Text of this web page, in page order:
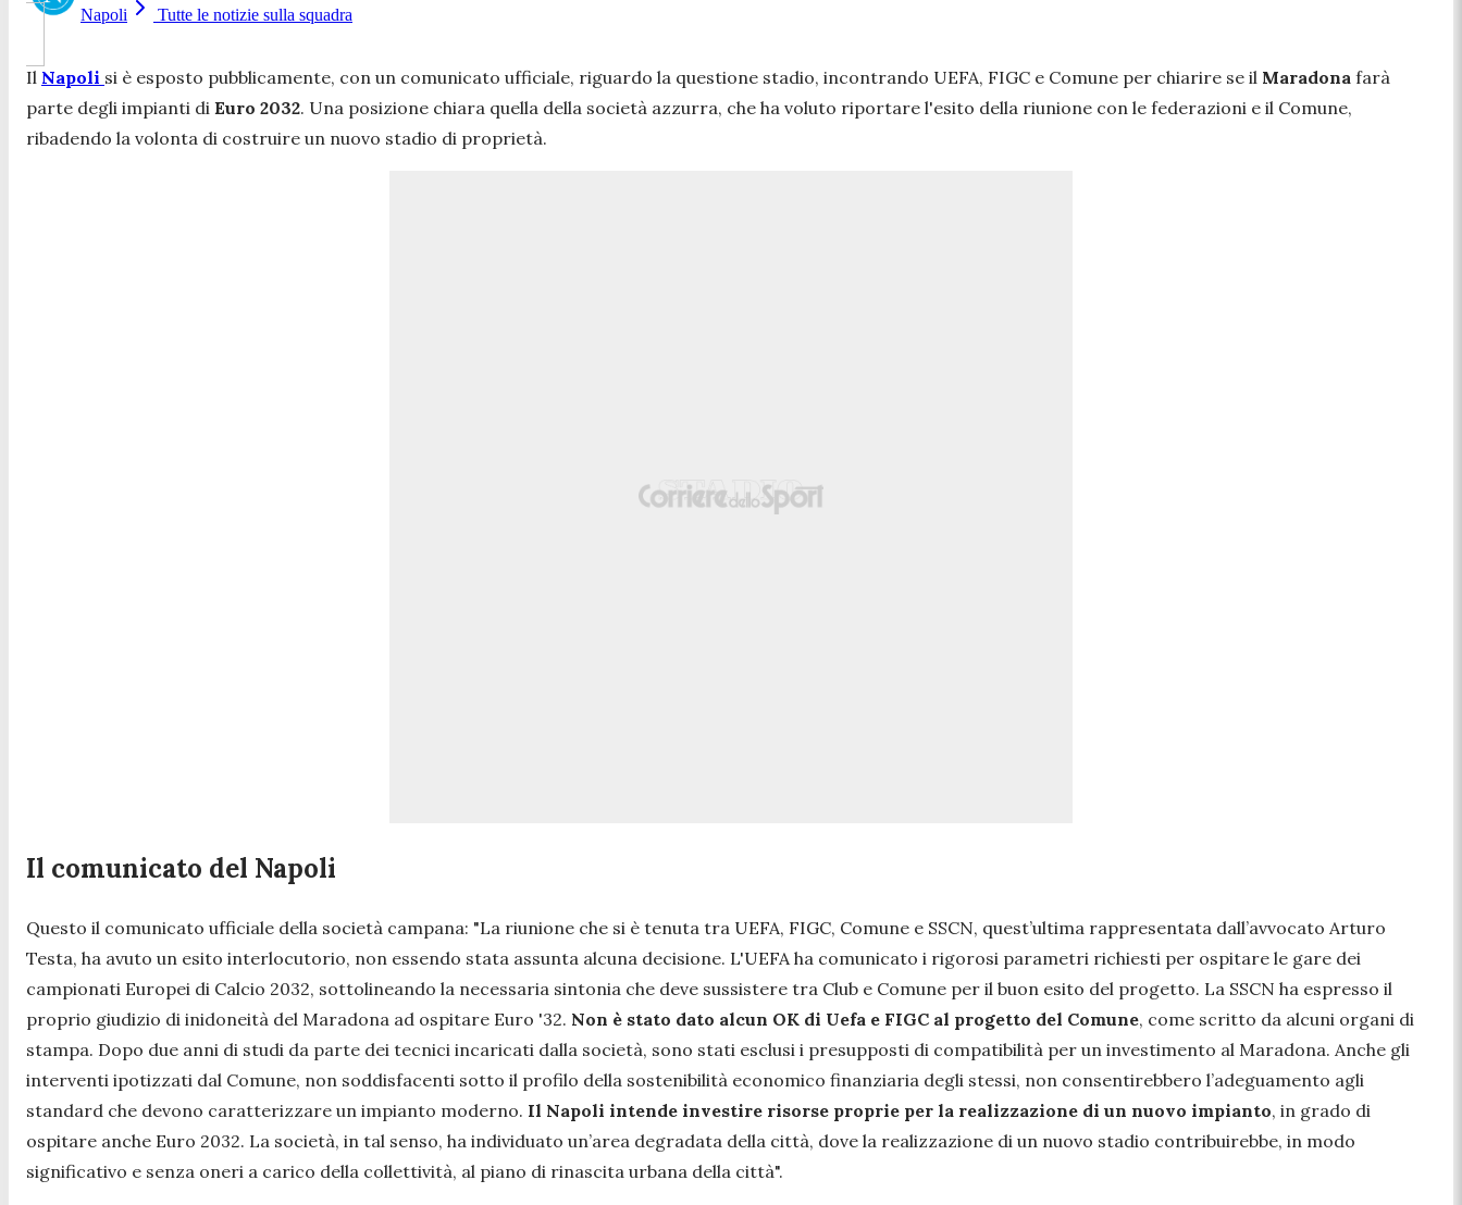
Napoli Tutte le notizie sulla squadra
Il Napoli si è esposto pubblicamente, con un comunicato ufficiale, riguardo la questione stadio, incontrando UEFA, FIGC e Comune per chiarire se il Maradona farà
parte degli impianti di Euro 2032. Una posizione chiara quella della società azzurra, che ha voluto riportare l'esito della riunione con le federazioni e il Comune,
ribadendo la volonta di costruire un nuovo stadio di proprietà.
Il comunicato del Napoli
Questo il comunicato ufficiale della società campana: "La riunione che si è tenuta tra UEFA, FIGC, Comune e SSCN, quest’ultima rappresentata dall’avvocato Arturo
Testa, ha avuto un esito interlocutorio, non essendo stata assunta alcuna decisione. L'UEFA ha comunicato i rigorosi parametri richiesti per ospitare le gare dei
campionati Europei di Calcio 2032, sottolineando la necessaria sintonia che deve sussistere tra Club e Comune per il buon esito del progetto. La SSCN ha espresso il
proprio giudizio di inidoneità del Maradona ad ospitare Euro '32. Non è stato dato alcun OK di Uefa e FIGC al progetto del Comune, come scritto da alcuni organi di
stampa. Dopo due anni di studi da parte dei tecnici incaricati dalla società, sono stati esclusi i presupposti di compatibilità per un investimento al Maradona. Anche gli
interventi ipotizzati dal Comune, non soddisfacenti sotto il profilo della sostenibilità economico finanziaria degli stessi, non consentirebbero l’adeguamento agli
standard che devono caratterizzare un impianto moderno. Il Napoli intende investire risorse proprie per la realizzazione di un nuovo impianto, in grado di
ospitare anche Euro 2032. La società, in tal senso, ha individuato un’area degradata della città, dove la realizzazione di un nuovo stadio contribuirebbe, in modo
significativo e senza oneri a carico della collettività, al piano di rinascita urbana della città".